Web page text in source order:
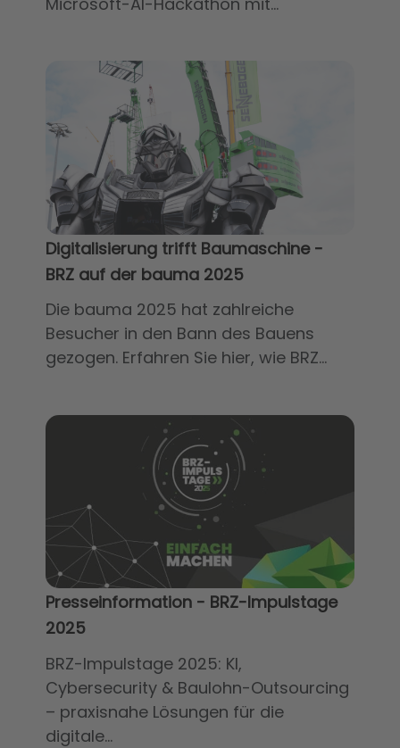
Digitalisierung trifft Baumaschine -
BRZ auf der bauma 2025
Die bauma 2025 hat zahlreiche
Besucher in den Bann des Bauens
gezogen. Erfahren Sie hier, wie BRZ...
Presseinformation - BRZ-Impulstage
2025
BRZ-Impulstage 2025: KI,
Cybersecurity & Baulohn-Outsourcing
– praxisnahe Lösungen für die
digitale...